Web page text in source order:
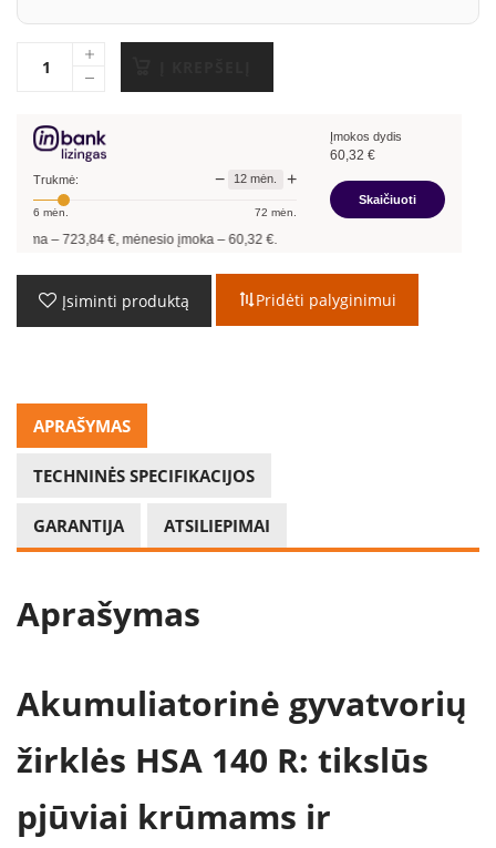
Trukmė: − 12 mėn. +
6 mėn. 72 mėn.
Įmokos dydis
60,32 €
Skaičiuoti
€, mėnesio įmoka –60,32€.
Įsiminti produktą Pridėti palyginimui
APRAŠYMAS
TECHNINĖS SPECIFIKACIJOS
GARANTIJA ATSILIEPIMAI
Aprašymas
Akumuliatorinė gyvatvorių
žirklės HSA 140 R: tikslūs
pjūviai krūmams ir